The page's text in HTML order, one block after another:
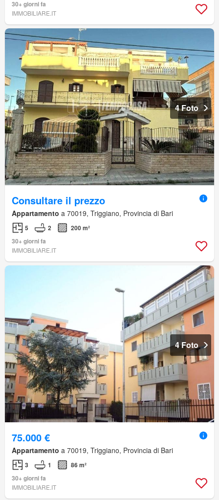
30+ giorni fa
IMMOBILIARE.IT
4 Foto
Consultare il prezzo
Appartamento a 70019, Triggiano, Provincia di Bari
5 2
200 m²
30+ giorni fa
IMMOBILIARE.IT
4 Foto
75.000 €
Appartamento a 70019, Triggiano, Provincia di Bari
3 1
86 m²
30+ giorni fa
IMMOBILIARE.IT